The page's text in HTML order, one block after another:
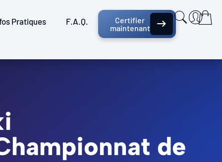
Pratiques F.A.Q.
Certifier
maintenant
de